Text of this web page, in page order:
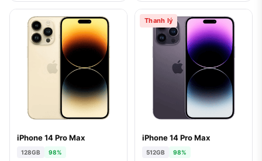
iPhone 14 Pro Max
128GB 98%
Thanh lý
iPhone 14 Pro Max
512GB 98%